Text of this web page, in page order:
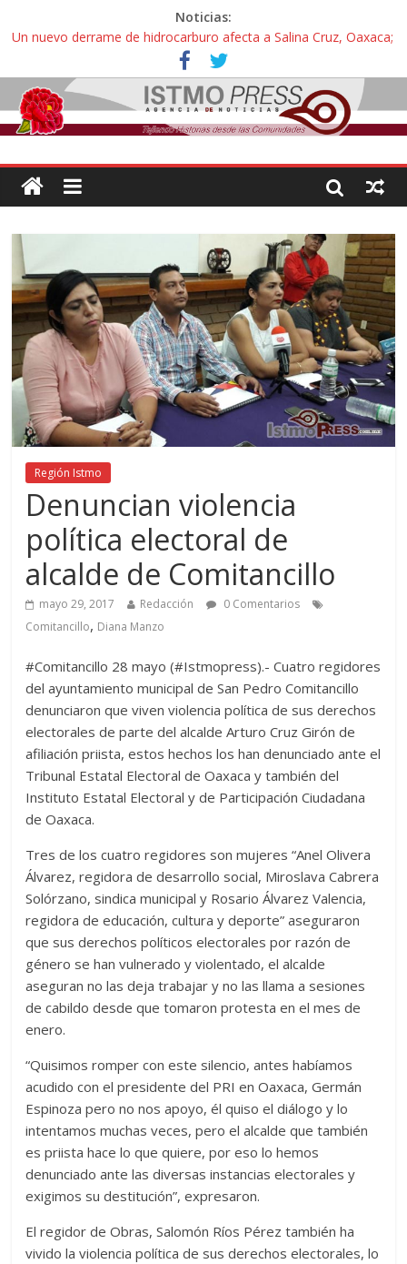
Noticias:
Un nuevo derrame de hidrocarburo afecta a Salina Cruz, Oaxaca;
ahora pescadores de Salinas del Marqués denuncian daños de
Pemex
Ángel, el joven autista expulsado por la Universidad Bienestar de
Ixtepec, Oaxaca vuelve a las aulas tras amparo
Familiares de periodista Alejandro Leyva se reúnen con titular de
intelectuales de su asesinato
Alertan pescadores de Juchitán, Oaxaca de nuevo despojo de su
Pescadores y comuneros ikoots detienen la extracción ilegal de
material pétreo de gravera Oyamel
Región Istmo
Denuncian violencia
política electoral de
alcalde de Comitancillo
mayo 29, 2017 Redacción
0 Comentarios
Comitancillo, Diana Manzo
#Comitancillo 28 mayo (#Istmopress).- Cuatro regidores
del ayuntamiento municipal de San Pedro Comitancillo
denunciaron que viven violencia política de sus derechos
electorales de parte del alcalde Arturo Cruz Girón de
afiliación priista, estos hechos los han denunciado ante el
Tribunal Estatal Electoral de Oaxaca y también del
Instituto Estatal Electoral y de Participación Ciudadana
de Oaxaca.
Tres de los cuatro regidores son mujeres “Anel Olivera
Álvarez, regidora de desarrollo social, Miroslava Cabrera
Solórzano, sindica municipal y Rosario Álvarez Valencia,
regidora de educación, cultura y deporte” aseguraron
que sus derechos políticos electorales por razón de
género se han vulnerado y violentado, el alcalde
aseguran no las deja trabajar y no las llama a sesiones
de cabildo desde que tomaron protesta en el mes de
enero.
“Quisimos romper con este silencio, antes habíamos
acudido con el presidente del PRI en Oaxaca, Germán
Espinoza pero no nos apoyo, él quiso el diálogo y lo
intentamos muchas veces, pero el alcalde que también
es priista hace lo que quiere, por eso lo hemos
denunciado ante las diversas instancias electorales y
exigimos su destitución”, expresaron.
El regidor de Obras, Salomón Ríos Pérez también ha
vivido la violencia política de sus derechos electorales, lo